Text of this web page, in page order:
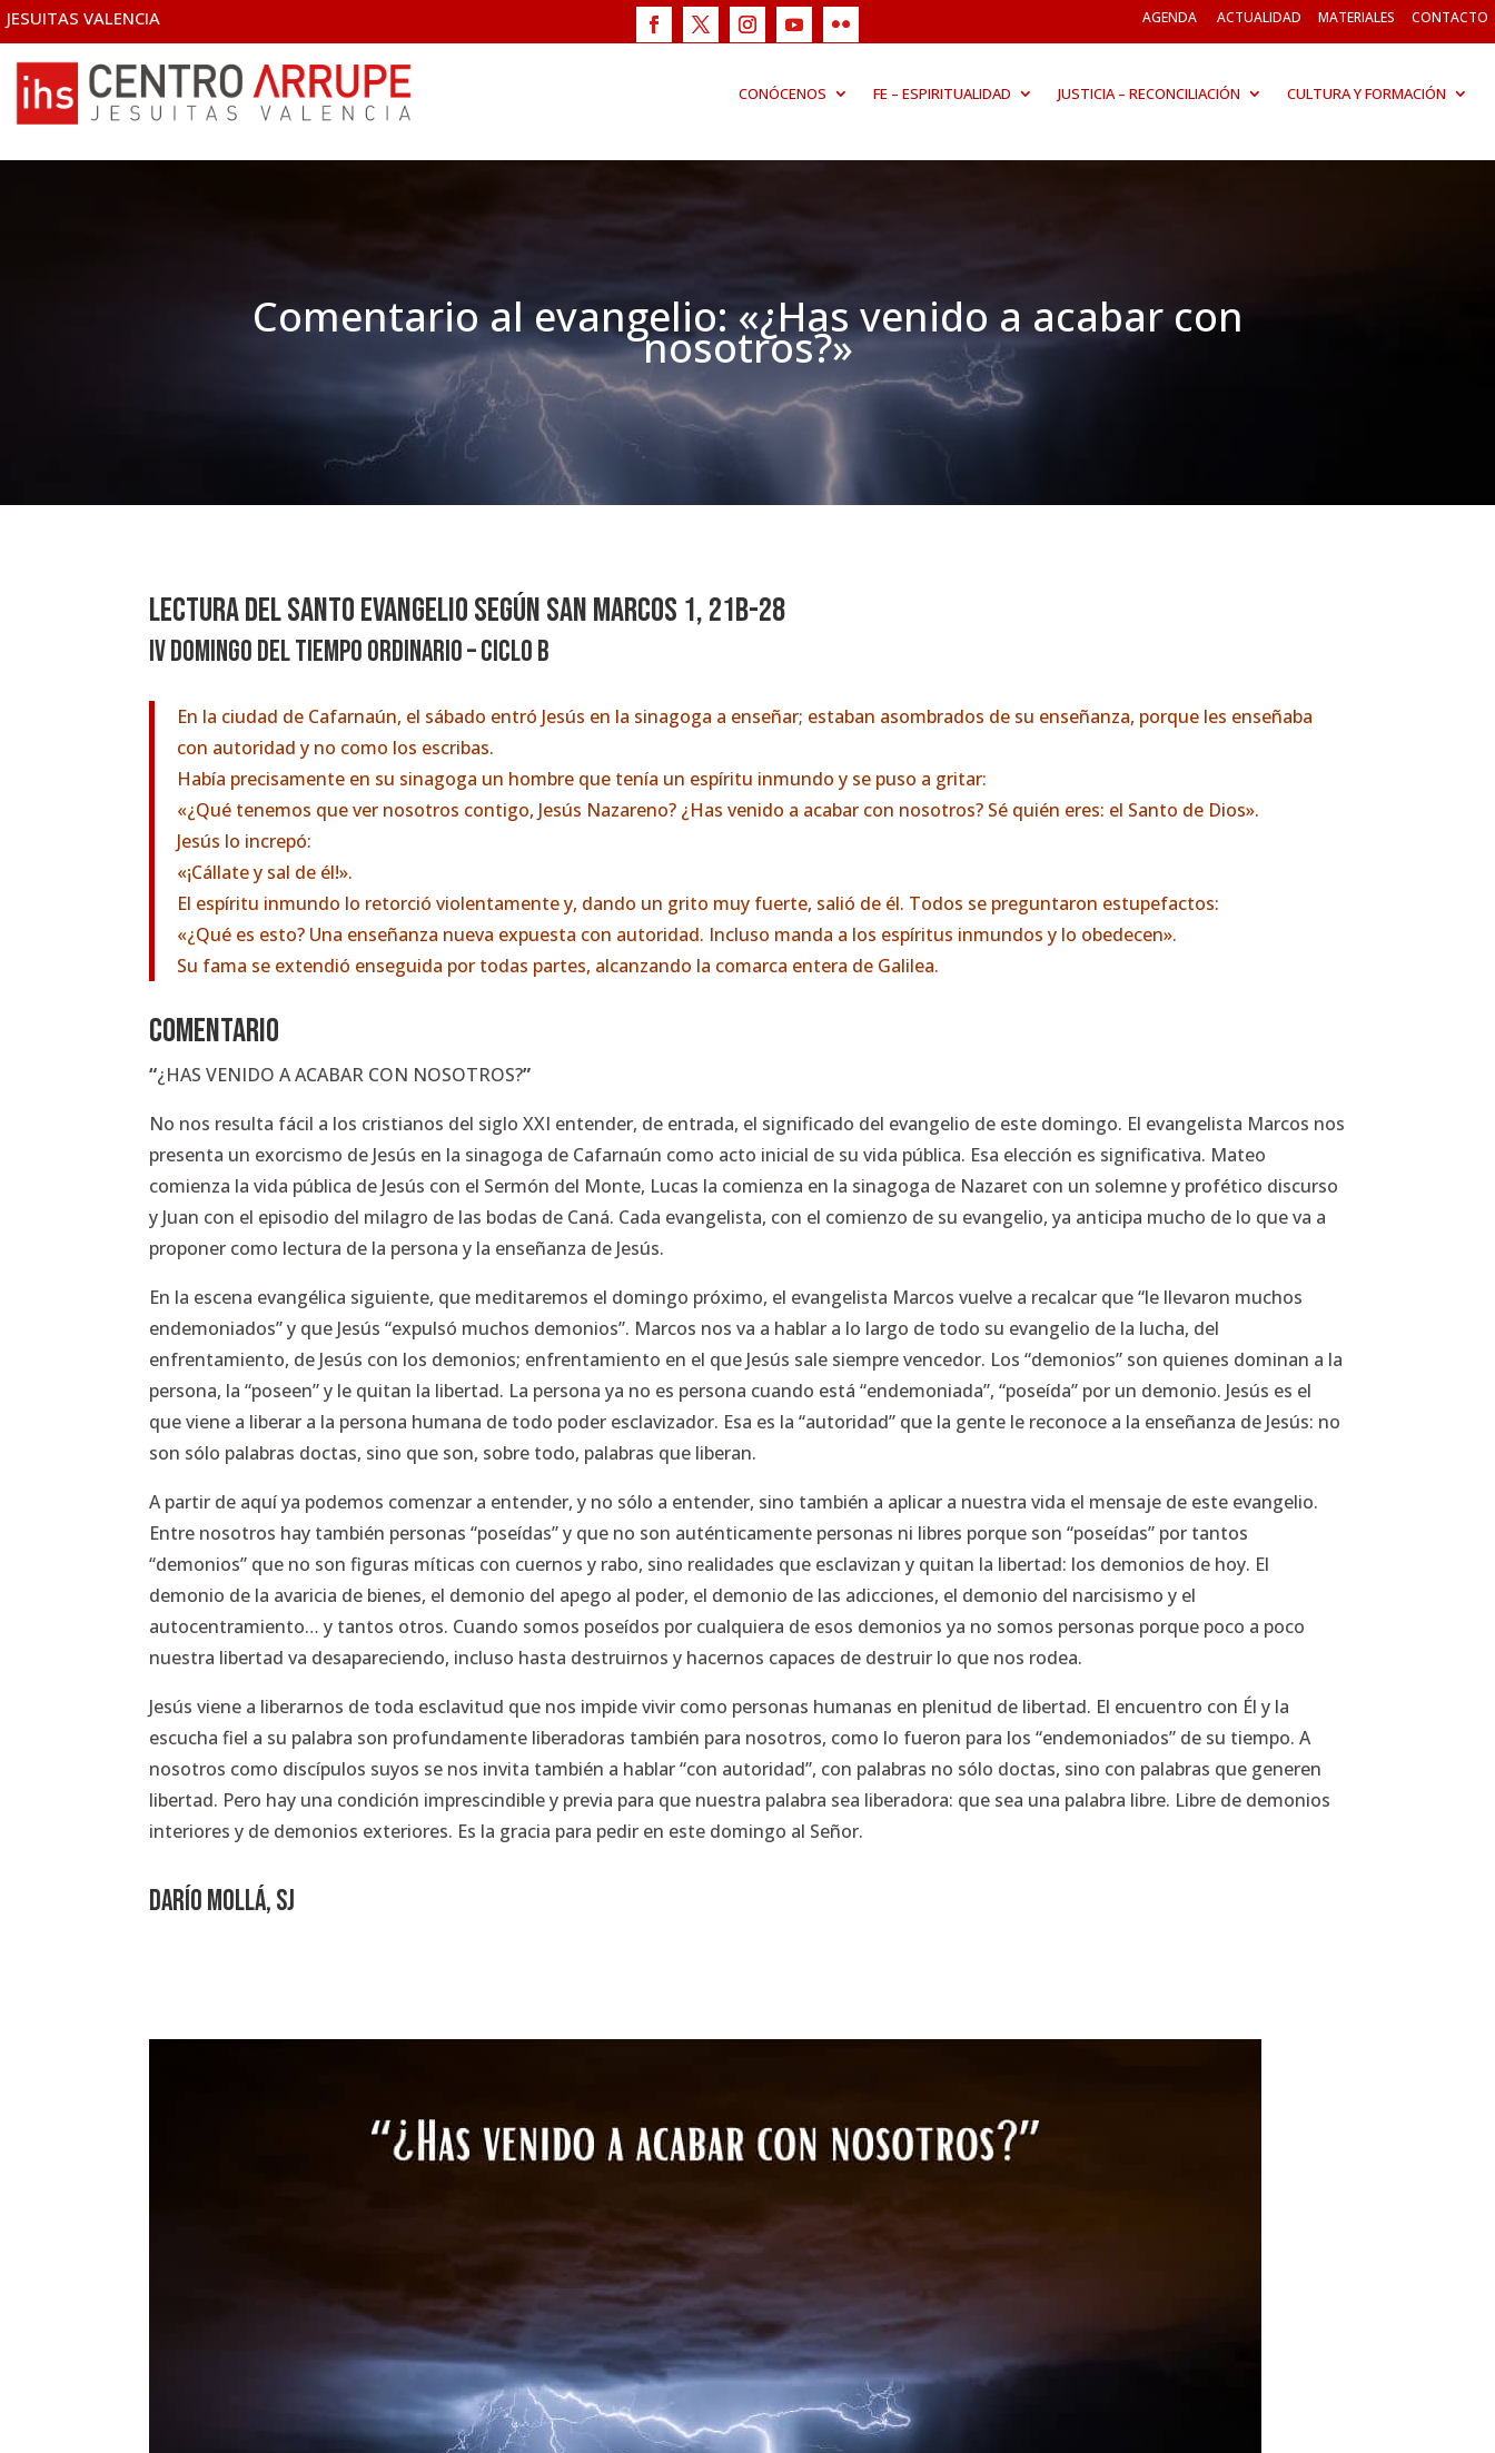
JESUITAS VALENCIA AGENDA ACTUALIDAD MATERIALES CONTACTO
CONÓCENOS FE – ESPIRITUALIDAD JUSTICIA – RECONCILIACIÓN CULTURA Y FORMACIÓN
Comentario al evangelio: «¿Has venido a acabar con
nosotros?»
Lectura del santo evangelio según san MARCOS 1, 21b-28
IV Domingo del tiempo ordinario – Ciclo B
En la ciudad de Cafarnaún, el sábado entró Jesús en la sinagoga a enseñar; estaban asombrados de su enseñanza, porque les enseñaba
con autoridad y no como los escribas.
Había precisamente en su sinagoga un hombre que tenía un espíritu inmundo y se puso a gritar:
«¿Qué tenemos que ver nosotros contigo, Jesús Nazareno? ¿Has venido a acabar con nosotros? Sé quién eres: el Santo de Dios».
Jesús lo increpó:
«¡Cállate y sal de él!».
El espíritu inmundo lo retorció violentamente y, dando un grito muy fuerte, salió de él. Todos se preguntaron estupefactos:
«¿Qué es esto? Una enseñanza nueva expuesta con autoridad. Incluso manda a los espíritus inmundos y lo obedecen».
Su fama se extendió enseguida por todas partes, alcanzando la comarca entera de Galilea.
COMENTARIO
“¿HAS VENIDO A ACABAR CON NOSOTROS?”
No nos resulta fácil a los cristianos del siglo XXI entender, de entrada, el significado del evangelio de este domingo. El evangelista Marcos nos
presenta un exorcismo de Jesús en la sinagoga de Cafarnaún como acto inicial de su vida pública. Esa elección es significativa. Mateo
comienza la vida pública de Jesús con el Sermón del Monte, Lucas la comienza en la sinagoga de Nazaret con un solemne y profético discurso
y Juan con el episodio del milagro de las bodas de Caná. Cada evangelista, con el comienzo de su evangelio, ya anticipa mucho de lo que va a
proponer como lectura de la persona y la enseñanza de Jesús.
En la escena evangélica siguiente, que meditaremos el domingo próximo, el evangelista Marcos vuelve a recalcar que “le llevaron muchos
endemoniados” y que Jesús “expulsó muchos demonios”. Marcos nos va a hablar a lo largo de todo su evangelio de la lucha, del
enfrentamiento, de Jesús con los demonios; enfrentamiento en el que Jesús sale siempre vencedor. Los “demonios” son quienes dominan a la
persona, la “poseen” y le quitan la libertad. La persona ya no es persona cuando está “endemoniada”, “poseída” por un demonio. Jesús es el
que viene a liberar a la persona humana de todo poder esclavizador. Esa es la “autoridad” que la gente le reconoce a la enseñanza de Jesús: no
son sólo palabras doctas, sino que son, sobre todo, palabras que liberan.
A partir de aquí ya podemos comenzar a entender, y no sólo a entender, sino también a aplicar a nuestra vida el mensaje de este evangelio.
Entre nosotros hay también personas “poseídas” y que no son auténticamente personas ni libres porque son “poseídas” por tantos
“demonios” que no son figuras míticas con cuernos y rabo, sino realidades que esclavizan y quitan la libertad: los demonios de hoy. El
demonio de la avaricia de bienes, el demonio del apego al poder, el demonio de las adicciones, el demonio del narcisismo y el
autocentramiento… y tantos otros. Cuando somos poseídos por cualquiera de esos demonios ya no somos personas porque poco a poco
nuestra libertad va desapareciendo, incluso hasta destruirnos y hacernos capaces de destruir lo que nos rodea.
Jesús viene a liberarnos de toda esclavitud que nos impide vivir como personas humanas en plenitud de libertad. El encuentro con Él y la
escucha fiel a su palabra son profundamente liberadoras también para nosotros, como lo fueron para los “endemoniados” de su tiempo. A
nosotros como discípulos suyos se nos invita también a hablar “con autoridad”, con palabras no sólo doctas, sino con palabras que generen
libertad. Pero hay una condición imprescindible y previa para que nuestra palabra sea liberadora: que sea una palabra libre. Libre de demonios
interiores y de demonios exteriores. Es la gracia para pedir en este domingo al Señor.
Darío Mollá, SJ